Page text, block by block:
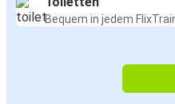
Bequem in jedem